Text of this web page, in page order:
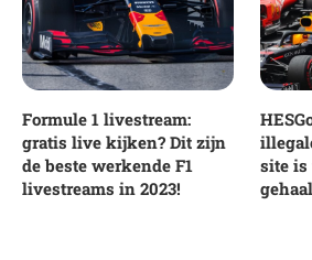
Formule 1 livestream:
gratis live kijken? Dit zijn
de beste werkende F1
livestreams in 2023!
site is